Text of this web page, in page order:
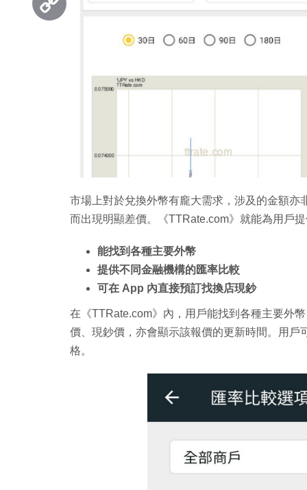
市場上對於兌換外幣有龐大需求，涉及的金額
而出現明顯差價。《TTRate.com》就能為用戶
能找到各種主要外幣
提供不同金融機構的匯率比較
可在 App 內直接預訂找換店現鈔
在《TTRate.com》內，用戶能找到各種主要外
價、現鈔價，亦會顯示該報價的更新時間。用
格。